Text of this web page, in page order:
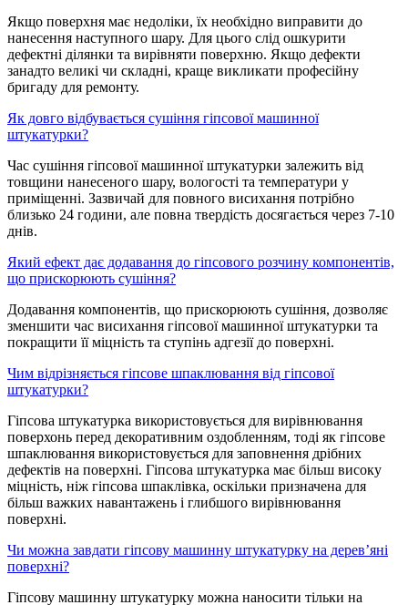
Якщо поверхня має недоліки, їх необхідно виправити до
нанесення наступного шару. Для цього слід ошкурити
дефектні ділянки та вирівняти поверхню. Якщо дефекти
занадто великі чи складні, краще викликати професійну
бригаду для ремонту.
Як довго відбувається сушіння гіпсової машинної
штукатурки?
Час сушіння гіпсової машинної штукатурки залежить від
товщини нанесеного шару, вологості та температури у
приміщенні. Зазвичай для повного висихання потрібно
близько 24 години, але повна твердість досягається через 7-10
днів.
Який ефект дає додавання до гіпсового розчину компонентів,
що прискорюють сушіння?
Додавання компонентів, що прискорюють сушіння, дозволяє
зменшити час висихання гіпсової машинної штукатурки та
покращити її міцність та ступінь адгезії до поверхні.
Чим відрізняється гіпсове шпаклювання від гіпсової
штукатурки?
Гіпсова штукатурка використовується для вирівнювання
поверхонь перед декоративним оздобленням, тоді як гіпсове
шпаклювання використовується для заповнення дрібних
дефектів на поверхні. Гіпсова штукатурка має більш високу
міцність, ніж гіпсова шпаклівка, оскільки призначена для
більш важких навантажень і глибшого вирівнювання
поверхні.
Чи можна завдати гіпсову машинну штукатурку на дерев’яні
поверхні?
Гіпсову машинну штукатурку можна наносити тільки на